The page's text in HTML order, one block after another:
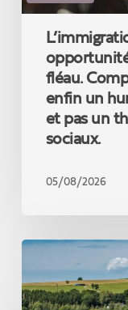
permet
enfin
humaniste
dans
réelle
théoricien
sociaux.
fléau.
enfin un
et pas un
sociaux.
05/08/2026
Un
record
touristique